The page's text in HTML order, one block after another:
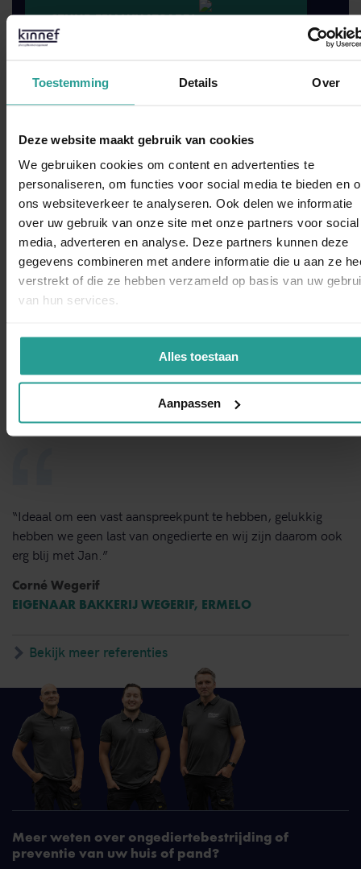
Toestemming Details Over
Deze website maakt gebruik van cookies
We gebruiken cookies om content en advertenties te
personaliseren, om functies voor social media te bieden en
ons websiteverkeer te analyseren. Ook delen we informatie
over uw gebruik van onze site met onze partners voor social
media, adverteren en analyse. Deze partners kunnen deze
gegevens combineren met andere informatie die u aan ze
verstrekt of die ze hebben verzameld op basis van uw
van hun services.
Alles toestaan
Aanpassen
Binnen 1 werkdag antwoord
Dit zeggen opdrachtgevers over Kinnef
“Kinnef Plaagdiermanagement heeft bij ons op en adequate
manier de ongedierte bestrijding uitgevoerd. Wij zijn zeer
tevreden over de snelheid van handelen de grondige wijze
Dorine Pot
LOCATIEDIRECTEUR KBS SINT VICTOR, APELDOORN
“Ideaal om een vast aanspreekpunt te hebben, gelukkig
hebben we geen last van ongedierte en wij zijn daarom ook
erg blij met Jan.”
Corné Wegerif
EIGENAAR BAKKERIJ WEGERIF, ERMELO
Bekijk meer referenties
Meer weten over ongediertebestrijding of
preventie van uw huis of pand?